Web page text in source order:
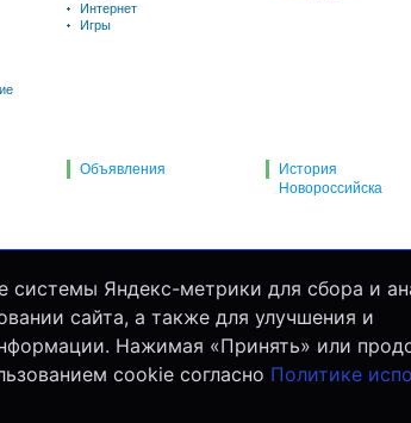
Интернет
Игры
Объявления
История
Новороссийска
Яндекс-метрики для сбора и
сайта, а также для улучшения и
Нажимая «Принять» или
cookie согласно Политике